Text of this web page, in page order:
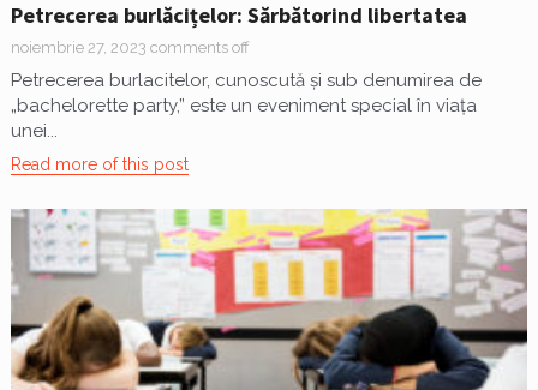
Petrecerea burlăcițelor: Sărbătorind libertatea
noiembrie 27, 2023 comments off
Petrecerea burlacitelor, cunoscută și sub denumirea de
„bachelorette party,” este un eveniment special în viața
unei...
Read more of this post